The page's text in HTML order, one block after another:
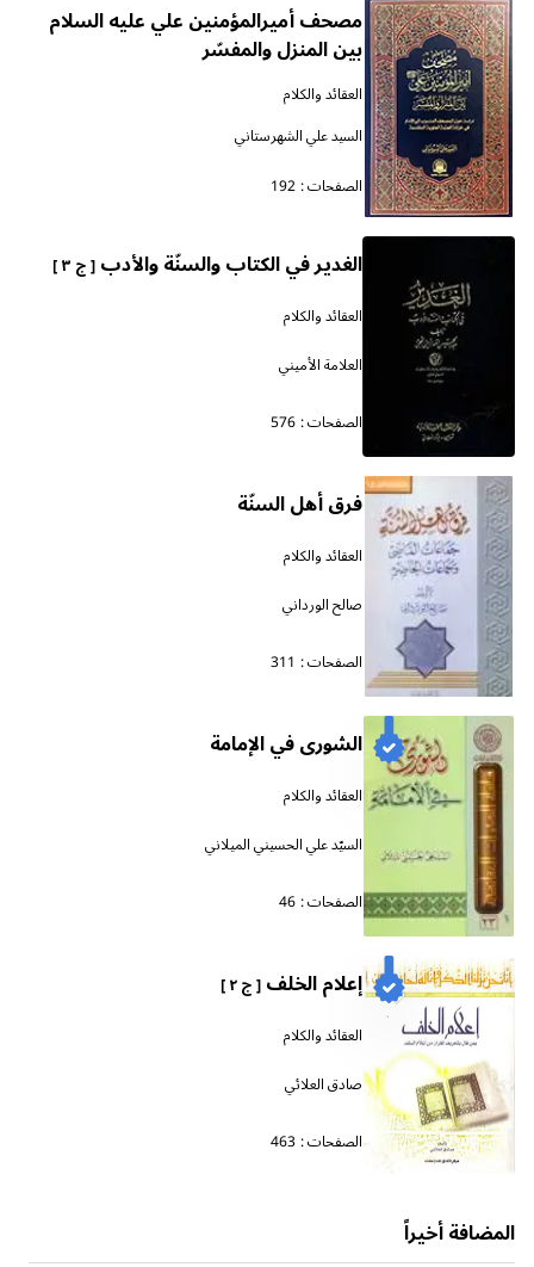
مصحف أميرالمؤمنين علي عليه السلام
بين المنزل والمفسّر
العقائد والكلام
السيد علي الشهرستاني
الصفحات : 192
الغدير في الكتاب والسنّة والأدب[ ج ٣ ]
العقائد والكلام
العلامة الأميني
الصفحات : 576
فرق أهل السنّة
العقائد والكلام
صالح الورداني
الصفحات : 311
الشورى في الإمامة
العقائد والكلام
السيّد علي الحسيني الميلاني
الصفحات : 46
إعلام الخلف[ ج ٢ ]
العقائد والكلام
صادق العلائي
الصفحات : 463
المضافة أخيراً